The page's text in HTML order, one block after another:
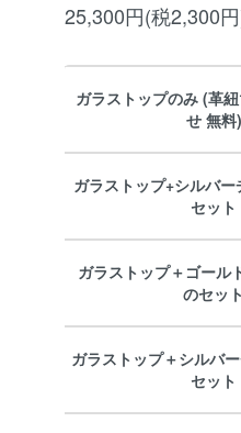
25,300円(税2,300
ガラストップのみ (革
せ 無料)
ガラストップ+シルバ
セット
ガラストップ＋ゴール
のセット
ガラストップ＋シルバ
セット